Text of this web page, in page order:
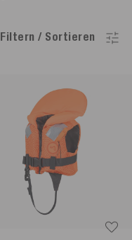
Filtern / Sortieren